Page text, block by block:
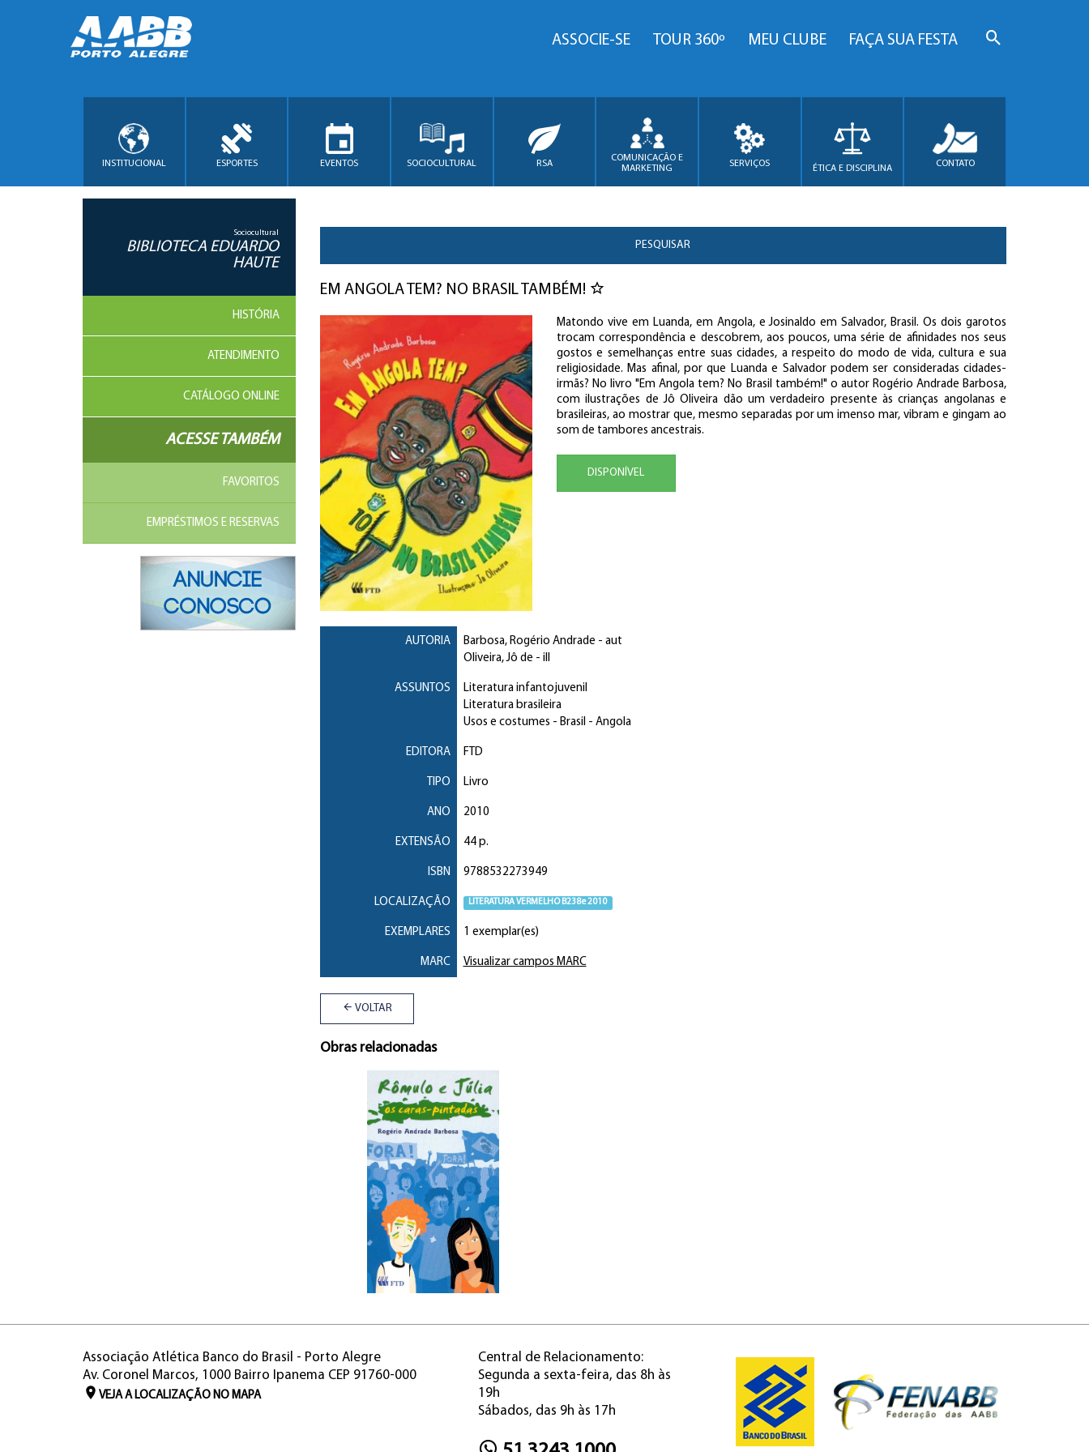
ASSOCIE-SE TOUR 360º MEU CLUBE FAÇA SUA FESTA
INSTITUCIONAL ESPORTES EVENTOS SOCIOCULTURAL RSA
COMUNICAÇÃO E
MARKETING
SERVIÇOS ÉTICA E DISCIPLINA CONTATO
Sociocultural
BIBLIOTECA EDUARDO
HAUTE
HISTÓRIA
ATENDIMENTO
CATÁLOGO ONLINE
ACESSE TAMBÉM
FAVORITOS
EMPRÉSTIMOS E RESERVAS
PESQUISAR
EM ANGOLA TEM? NO BRASIL TAMBÉM!
Matondo vive em Luanda, em Angola, e Josinaldo em Salvador, Brasil. Os dois garotos
trocam correspondência e descobrem, aos poucos, uma série de afinidades nos seus
gostos e semelhanças entre suas cidades, a respeito do modo de vida, cultura e sua
religiosidade. Mas afinal, por que Luanda e Salvador podem ser consideradas cidades-
irmãs? No livro "Em Angola tem? No Brasil também!" o autor Rogério Andrade Barbosa,
com ilustrações de Jô Oliveira dão um verdadeiro presente às crianças angolanas e
brasileiras, ao mostrar que, mesmo separadas por um imenso mar, vibram e gingam ao
som de tambores ancestrais.
DISPONÍVEL
AUTORIA Barbosa, Rogério Andrade - aut
Oliveira, Jô de - ill
ASSUNTOS
Literatura infantojuvenil
Literatura brasileira
Usos e costumes - Brasil - Angola
EDITORA FTD
TIPO Livro
ANO 2010
EXTENSÃO 44 p.
ISBN 9788532273949
LOCALIZAÇÃO LITERATURA VERMELHO B238e 2010
EXEMPLARES 1 exemplar(es)
MARC Visualizar campos MARC
VOLTAR
Obras relacionadas
Associação Atlética Banco do Brasil - Porto Alegre
Av. Coronel Marcos, 1000 Bairro Ipanema CEP 91760-000
VEJA A LOCALIZAÇÃO NO MAPA
Central de Relacionamento:
Segunda a sexta-feira, das 8h às
19h
Sábados, das 9h às 17h